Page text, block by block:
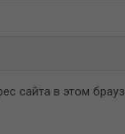
сайта в этом